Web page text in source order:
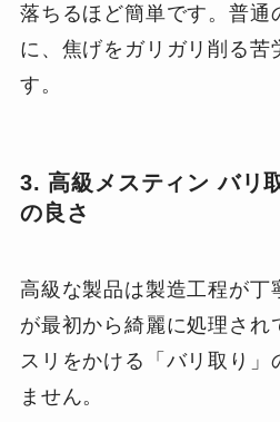
落ちるほど簡単です。普通
に、焦げをガリガリ削る苦
す。
3. 高級メスティン バリ
の良さ
高級な製品は製造工程が丁
が最初から綺麗に処理され
スリをかける「バリ取り」
ません。